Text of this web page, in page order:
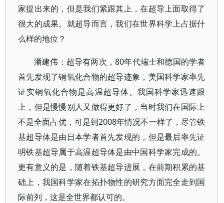
家提出来的，但是我们紧跟其上，在超导上面取得了
很大的成果。就超导而言，我们在世界科学上占据什
么样的地位？
潘建伟：超导有两次，80年代瑞士和德国的学者
首先发现了铜氧化合物的超导迹象，美国科学家率先
证实铜氧化合物是高温超导体。我国科学家迅速跟
上，但是慢慢别人又做得更好了，当时我们在国际上
不是全面占优，可是到2008年情况不一样了，尽管铁
基超导体是由日本学者首先发现的，但是最后率先证
明铁基超导属于高温超导体是由中国科学家完成的。
更有意义的是，随着铁基超导进展，在前期积累的基
础上，我国科学家在拓扑物性的研究方面完全走到国
际前列，这是全世界都认可的。